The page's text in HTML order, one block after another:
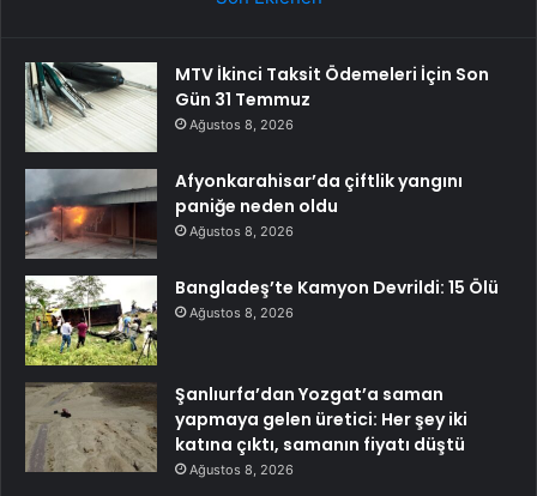
MTV İkinci Taksit Ödemeleri İçin Son
Gün 31 Temmuz
Ağustos 8, 2026
Afyonkarahisar’da çiftlik yangını
paniğe neden oldu
Ağustos 8, 2026
Bangladeş’te Kamyon Devrildi: 15 Ölü
Ağustos 8, 2026
Şanlıurfa’dan Yozgat’a saman
yapmaya gelen üretici: Her şey iki
katına çıktı, samanın fiyatı düştü
Ağustos 8, 2026